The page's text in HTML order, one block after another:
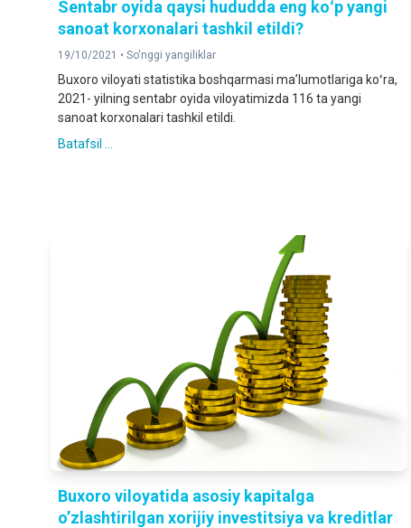
Sentabr oyida qaysi hududda eng koʻp yangi
sanoat korxonalari tashkil etildi?
19/10/2021 • So'nggi yangiliklar
Buxoro viloyati statistika boshqarmasi maʼlumotlariga koʻra,
2021- yilning sentabr oyida viloyatimizda 116 ta yangi
sanoat korxonalari tashkil etildi.
Batafsil ...
Buxoro viloyatida asosiy kapitalga
o’zlashtirilgan xorijiy investitsiya va kreditlar